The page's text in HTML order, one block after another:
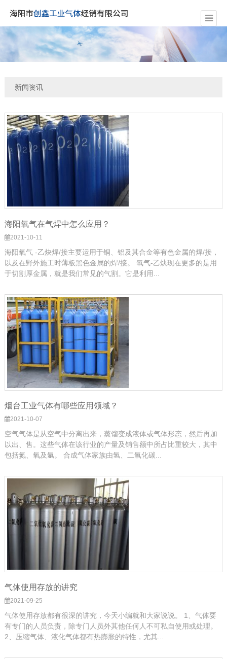
新闻资讯
海阳氧气在气焊中怎么应用？
2021-10-11
海阳氧气 -乙炔焊/接主要运用于铜、铝及其合金等有色金属的焊/接，
以及在野外施工时薄板黑色金属的焊/接。 氧气-乙炔现在更多的是用
于切割厚金属，就是我们常见的气割。它是利用...
烟台工业气体有哪些应用领域？
2021-10-07
空气气体是从空气中分离出来，蒸馏变成液体或气体形态，然后再加
以出、售。这些气体在该行业的产量及销售额中所占比重较大，其中
包括氮、氧及氩。 合成气体家族由氢、二氧化碳...
气体使用存放的讲究
2021-09-25
气体使用存放都有很深的讲究，今天小编就和大家说说。 1、气体要
有专门的人员负责，除专门人员外其他任何人不可私自使用或处理。
2、压缩气体、液化气体都有热膨胀的特性，尤其...